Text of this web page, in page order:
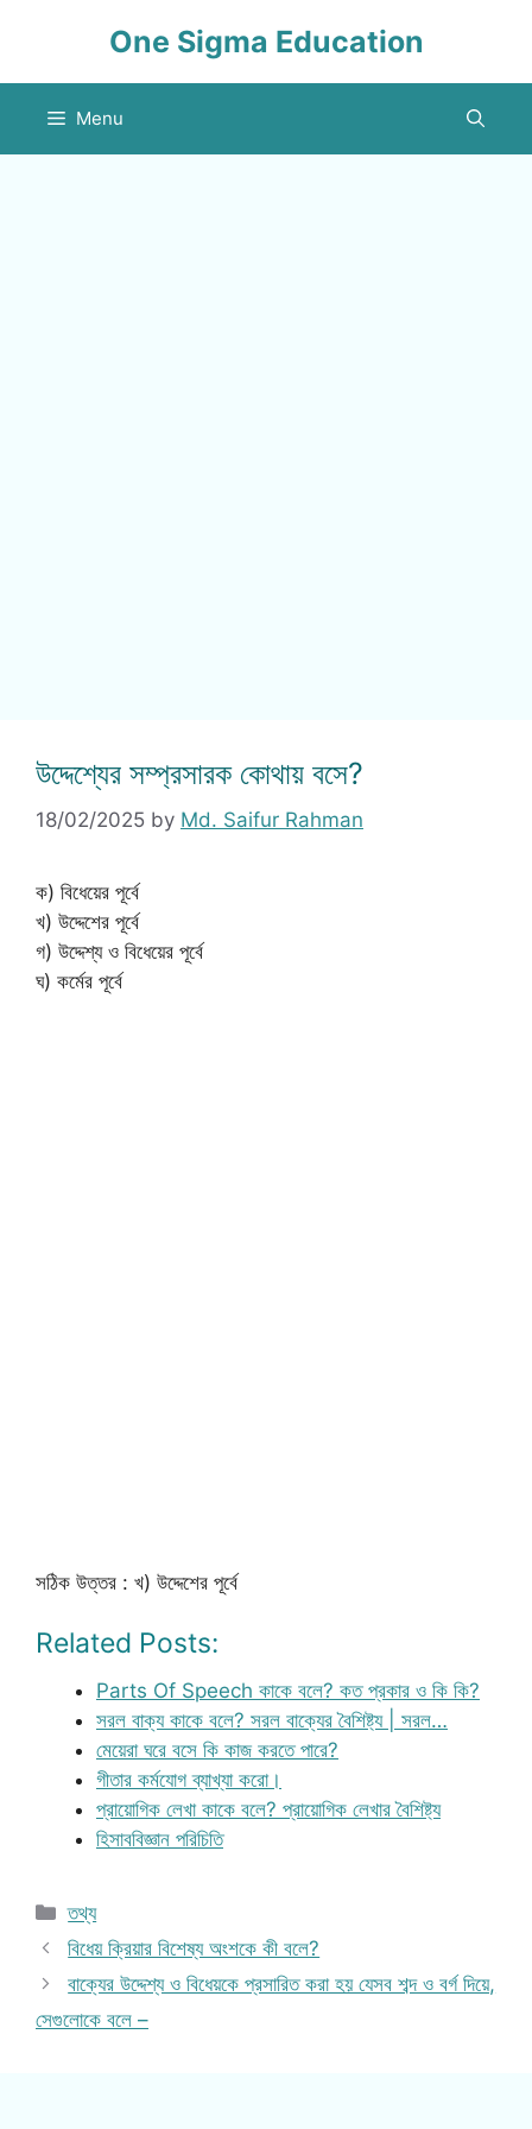
One Sigma Education
Menu
উদ্দেশ্যের সম্প্রসারক কোথায় বসে?
18/02/2025 by Md. Saifur Rahman
ক) বিধেয়ের পূর্বে
খ) উদ্দেশের পূর্বে
গ) উদ্দেশ্য ও বিধেয়ের পূর্বে
ঘ) কর্মের পূর্বে
সঠিক উত্তর : খ) উদ্দেশের পূর্বে
Related Posts:
Parts Of Speech কাকে বলে? কত প্রকার ও কি কি?
সরল বাক্য কাকে বলে? সরল বাক্যের বৈশিষ্ট্য | সরল…
মেয়েরা ঘরে বসে কি কাজ করতে পারে?
গীতার কর্মযোগ ব্যাখ্যা করো।
প্রায়োগিক লেখা কাকে বলে? প্রায়োগিক লেখার বৈশিষ্ট্য
হিসাববিজ্ঞান পরিচিতি
Categories
তথ্য
বিধেয় ক্রিয়ার বিশেষ্য অংশকে কী বলে?
বাক্যের উদ্দেশ্য ও বিধেয়কে প্রসারিত করা হয় যেসব শব্দ ও বর্গ দিয়ে,
সেগুলোকে বলে –